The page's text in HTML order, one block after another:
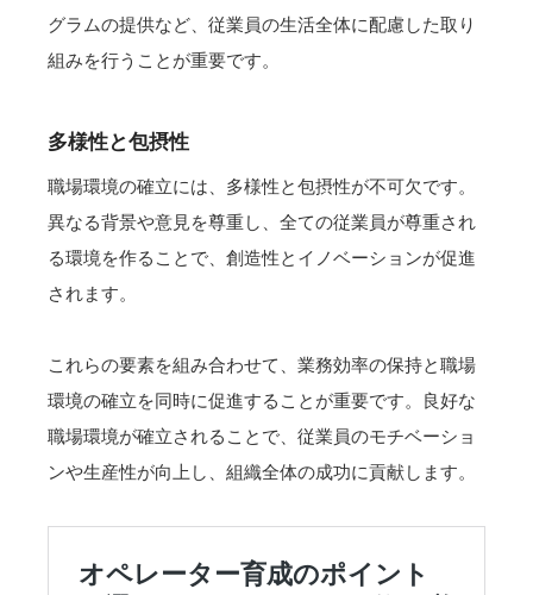
グラムの提供など、従業員の生活全体に配慮した取り
組みを行うことが重要です。
多様性と包摂性
職場環境の確立には、多様性と包摂性が不可欠です。
異なる背景や意見を尊重し、全ての従業員が尊重され
る環境を作ることで、創造性とイノベーションが促進
されます。
これらの要素を組み合わせて、業務効率の保持と職場
環境の確立を同時に促進することが重要です。良好な
職場環境が確立されることで、従業員のモチベーショ
ンや生産性が向上し、組織全体の成功に貢献します。